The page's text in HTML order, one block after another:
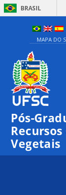
BRASIL
MAPA DO
Pós-
Vegetais